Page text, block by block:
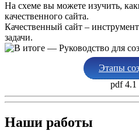
На схеме вы можете изучить,
качественного сайта.
Качественный сайт –
задачи.
— Руководство для
Этапы
pdf
Наши работы